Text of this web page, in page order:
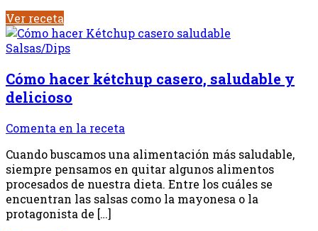
Ver receta
Salsas/Dips
Cómo hacer kétchup casero, saludable y
delicioso
Comenta en la receta
Cuando buscamos una alimentación más saludable,
siempre pensamos en quitar algunos alimentos
procesados de nuestra dieta. Entre los cuáles se
encuentran las salsas como la mayonesa o la
protagonista de […]